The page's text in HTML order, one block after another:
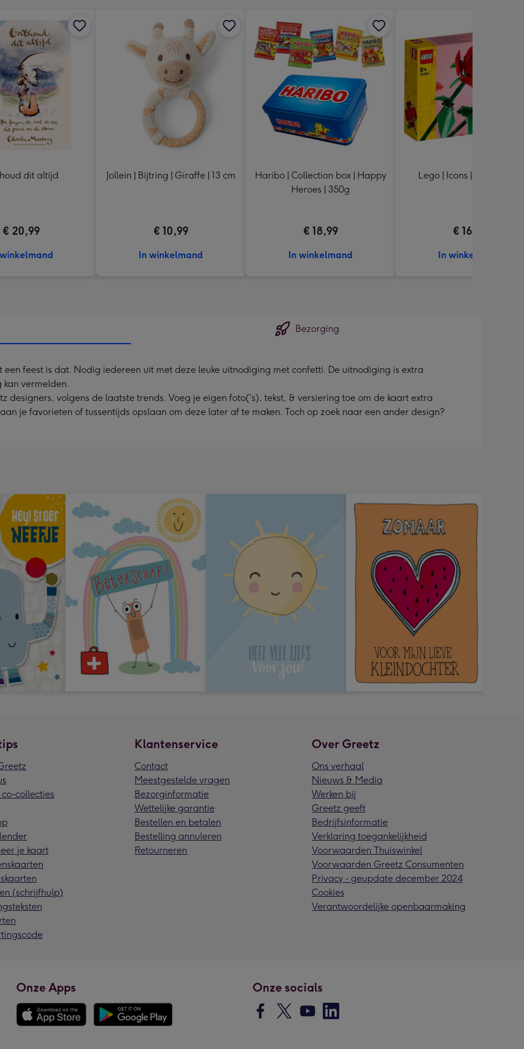
dit altijd
€ 20,99
Jollein | Bijtring | Giraffe | 13 cm
€ 10,99
In winkelmand
Haribo | Collection box | Happy
Heroes | 350g
€ 18,99
In winkelmand
Lego | Icons | Rode rozen
€ 16,99
In winkelmand
Bezorging
een feest is dat. Nodig iedereen uit met deze leuke uitnodiging met confetti. De uitnodiging is extra
vermelden.
designers, volgens de laatste trends. Voeg je eigen foto('s), tekst, & versiering toe om de kaart extra
je favorieten of tussentijds opslaan om deze later af te maken. Toch op zoek naar een ander design?
collecties
je kaart
(schrijfhulp)
Klantenservice
Contact
Meestgestelde vragen
Bezorginformatie
Wettelijke garantie
Bestellen en betalen
Bestelling annuleren
Retourneren
Over Greetz
Ons verhaal
Nieuws & Media
Werken bij
Greetz geeft
Bedrijfsinformatie
Verklaring toegankelijkheid
Voorwaarden Thuiswinkel
Voorwaarden Greetz Consumenten
Privacy - geupdate december 2024
Cookies
Verantwoordelijke openbaarmaking
Onze Apps Onze socials